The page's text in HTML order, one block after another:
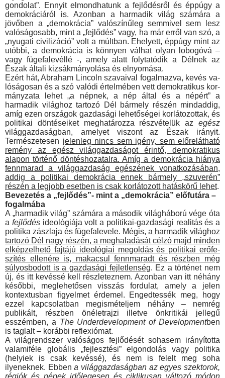
gondolat”. Ennyit elmondhatunk a fej­lődésről és éppúgy a
demokráciáról is. Azonban a harmadik világ számára a
jövőben a „demokrácia” valószínűleg semmivel sem lesz
valóságosabb, mint a „fejlődés” vagy, ha már erről van szó, a
„nyugati civilizáció” volt a múltban. Ehelyett, éppúgy mint az
utóbbi, a demokrácia is könnyen válhat olyan lobogóvá –
vagy fügefalevéllé -, amely alatt folytatódik a Délnek az
Észak általi kizsákmányolása és elnyomása.
Ezért hát, Abraham Lincoln szavaival fogalmazva, kevés va­
lóságosan és a szó valódi értelmében vett demokratikus kor­
mányzata lehet „a népnek, a nép által és a népért” a
harmadik világhoz tartozó Dél bármely részén mindaddig,
amíg ezen or­szágok gazdasági lehetőségei korlátozottak, és
politikai dönté­seiket meghatározza részvételük az egész
világgazdaságban, amelyet viszont az Észak irányit.
Természetesen jelenleg nincs sem igény, sem előrelátható
remény az egész világ­gazdaságot érintő, demokratikus
alapon történő döntésho­zatalra. Amíg a demokrácia hiánya
fennmarad a világgaz­daság egészének vonatkozásában,
addig a politikai demok­rácia ennek bármely „szuverén”
részén a legjobb esetben is csak korlátozott hatáskörű lehet.
Bevezetés a „fejlődés”- mint a „demokrácia” előfutára –
fogalmába
A „harmadik világ” számára a második világháború vége óta
a fejlődésideológiája volt a politikai-gazdasági realitás és a
po­litika zászlaja és fügefalevele. Mégis, a harmadik világhoz
tar­tozó Dél nagy részén, a meghaladását célzó majd minden
elképzelhető fajtájú ideológiai megoldás és politikai erőfe­
szítés ellenére is, makacsul fennmaradt és részben még
súlyosbodott is a gazdasági fejletlenség. Ez a történet nem
új, és itt kevéssé kell részleteznem. Azonban van itt néhány
későbbi, meglehetősen visszás fordulat, amely a jelen
kontex­tusban figyelmet érdemel. Engedtessék meg, hogy
ezzel kap­csolatban megismételjem néhány – nemrég
publikált, részben önéletrajzi illetve önkritikái jellegű
esszémben, a The Underdevelopment of Developmentben
is taglalt – korábbi reflexiómat.
A világrendszer valóságos fejlődését sohasem irányította
valamiféle globális „fejlesztési” elgondolás vagy politika
(helyiek is csak kevéssé), és nem is felelt meg soha
ilyeneknek. Ebbena világgazdaságban az egyes szektorok,